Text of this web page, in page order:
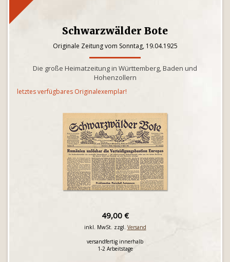
Schwarzwälder Bote
Originale Zeitung vom Sonntag, 19.04.1925
Die große Heimatzeitung in Württemberg, Baden und
Hohenzollern
letztes verfügbares Originalexemplar!
49,00 €
inkl. MwSt. zzgl. Versand
versandfertig innerhalb
1-2 Arbeitstage